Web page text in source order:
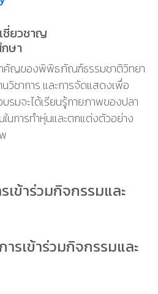
ชี่ยวชาญ
ษา
คัญของพิพิธภัณฑ์ธรรมชาติวิทยา
วิชาการ และการจัดแสดงเพื่อ
รมจะได้เรียนรู้กายภาพของปลา
นการทำหุ่นและตกแต่งตัวอย่าง
ข้าร่วมกิจกรรมและ
รเข้าร่วมกิจกรรมและ